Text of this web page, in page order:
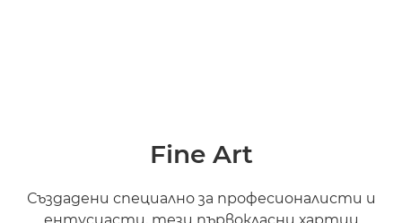
Fine Art
Създадени специално за професионалисти и